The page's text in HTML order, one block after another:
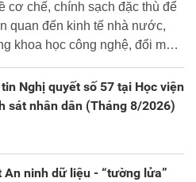
cơ chế, chính sạch đặc thù để
quan đến kinh tế nhà nước,
khoa học công nghệ, đổi mới
tin Nghị quyết số 57 tại Học viện
sát nhân dân (Tháng 8/2026)
An ninh dữ liệu - “tường lửa”